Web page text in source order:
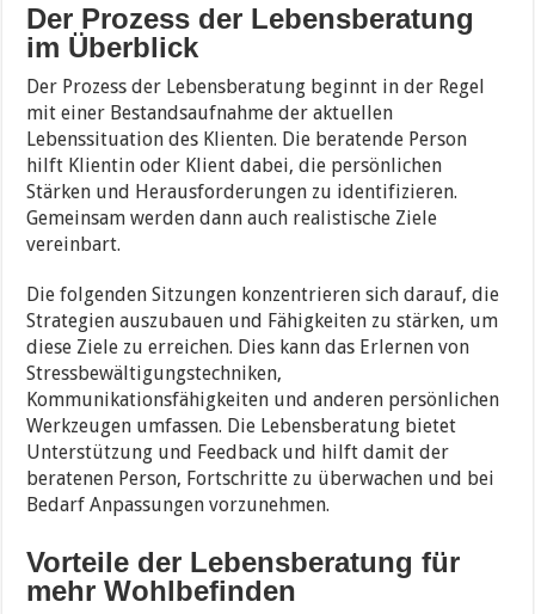
Der Prozess der Lebensberatung
im Überblick
Der Prozess der Lebensberatung beginnt in der Regel
mit einer Bestandsaufnahme der aktuellen
Lebenssituation des Klienten. Die beratende Person
hilft Klientin oder Klient dabei, die persönlichen
Stärken und Herausforderungen zu identifizieren.
Gemeinsam werden dann auch realistische Ziele
vereinbart.
Die folgenden Sitzungen konzentrieren sich darauf, die
Strategien auszubauen und Fähigkeiten zu stärken, um
diese Ziele zu erreichen. Dies kann das Erlernen von
Stressbewältigungstechniken,
Kommunikationsfähigkeiten und anderen persönlichen
Werkzeugen umfassen. Die Lebensberatung bietet
Unterstützung und Feedback und hilft damit der
beratenen Person, Fortschritte zu überwachen und bei
Bedarf Anpassungen vorzunehmen.
Vorteile der Lebensberatung für
mehr Wohlbefinden